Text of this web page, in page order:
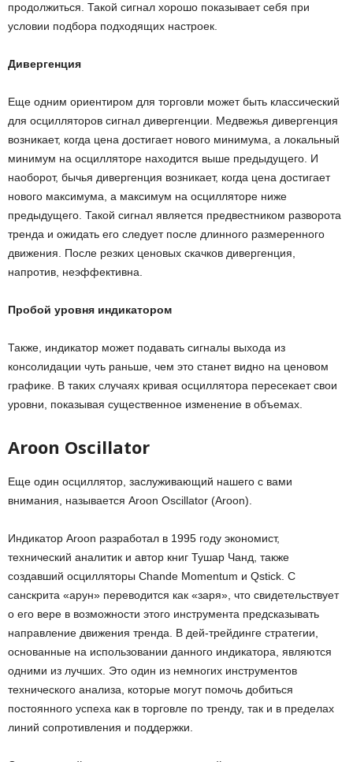
продолжиться. Такой сигнал хорошо показывает себя при
условии подбора подходящих настроек.
Дивергенция
Еще одним ориентиром для торговли может быть классический
для осцилляторов сигнал дивергенции. Медвежья дивергенция
возникает, когда цена достигает нового минимума, а локальный
минимум на осцилляторе находится выше предыдущего. И
наоборот, бычья дивергенция возникает, когда цена достигает
нового максимума, а максимум на осцилляторе ниже
предыдущего. Такой сигнал является предвестником разворота
тренда и ожидать его следует после длинного размеренного
движения. После резких ценовых скачков дивергенция,
напротив, неэффективна.
Пробой уровня индикатором
Также, индикатор может подавать сигналы выхода из
консолидации чуть раньше, чем это станет видно на ценовом
графике. В таких случаях кривая осциллятора пересекает свои
уровни, показывая существенное изменение в объемах.
Aroon Oscillator
Еще один осциллятор, заслуживающий нашего с вами
внимания, называется Aroon Oscillator (Aroon).
Индикатор Aroon разработал в 1995 году экономист,
технический аналитик и автор книг Тушар Чанд, также
создавший осцилляторы Chande Momentum и Qstick. С
санскрита «арун» переводится как «заря», что свидетельствует
о его вере в возможности этого инструмента предсказывать
направление движения тренда. В дей-трейдинге стратегии,
основанные на использовании данного индикатора, являются
одними из лучших. Это один из немногих инструментов
технического анализа, которые могут помочь добиться
постоянного успеха как в торговле по тренду, так и в пределах
линий сопротивления и поддержки.